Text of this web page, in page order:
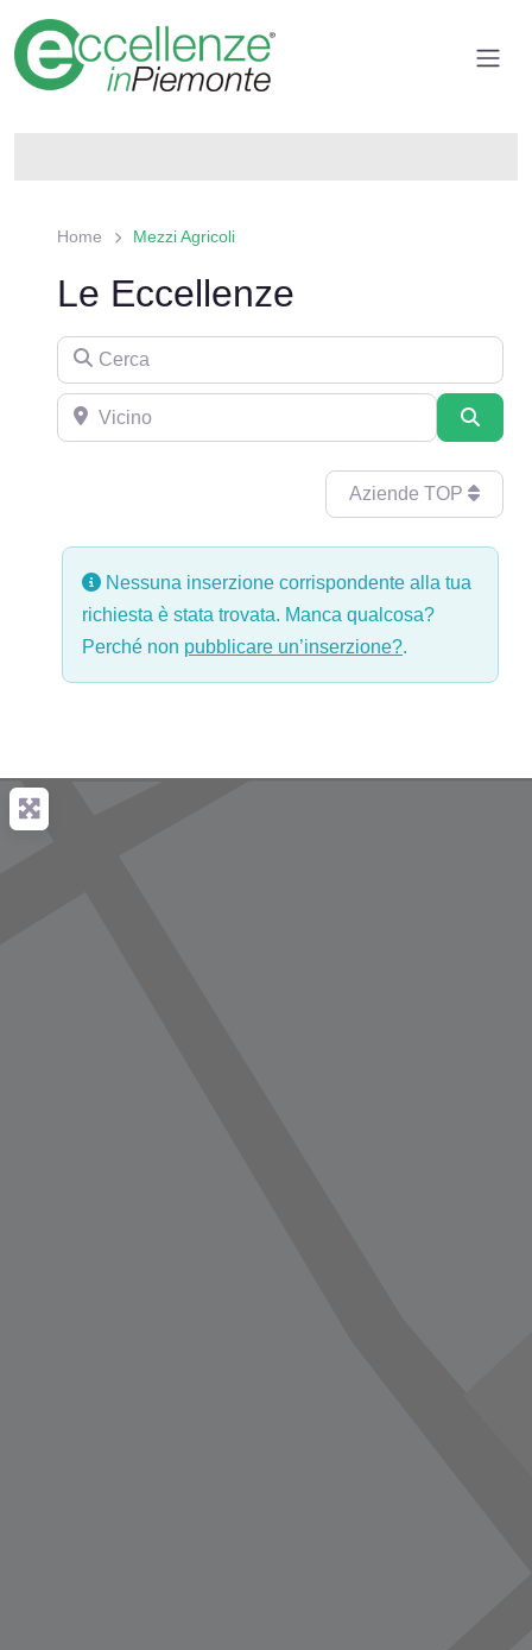
Home Mezzi Agricoli
Le Eccellenze
Aziende TOP
Nessuna inserzione corrispondente alla tua
richiesta è stata trovata. Manca qualcosa?
Perché non pubblicare un’inserzione?.